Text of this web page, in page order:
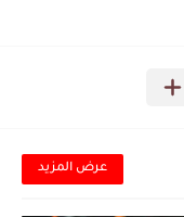
عرض المزيد